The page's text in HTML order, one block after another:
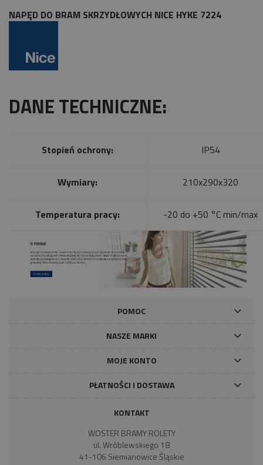
NAPĘD DO BRAM SKRZYDŁOWYCH NICE HYKE 7224
DANE TECHNICZNE:
Stopień ochrony: IP54
Wymiary: 210x290x320
Temperatura pracy: -20 do +50 °C min/max
POMOC
NASZE MARKI
MOJE KONTO
PŁATNOŚCI I DOSTAWA
KONTAKT
WOSTER BRAMY ROLETY
ul. Wróblewskiego 18
41-106 Siemianowice Śląskie